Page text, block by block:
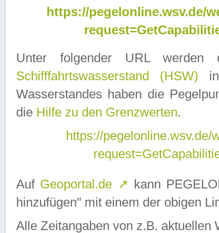
https://pegelonline.wsv.de/
Unter folgender URL
Schifffahrtswasserstand (HSW)
Wasserstandes haben die
die Hilfe zu den Grenzwerten.
https://
Auf Geoportal.de ↗ kann
hinzufügen" mit einem der obigen
Alle Zeitangaben von z.B. aktuellen